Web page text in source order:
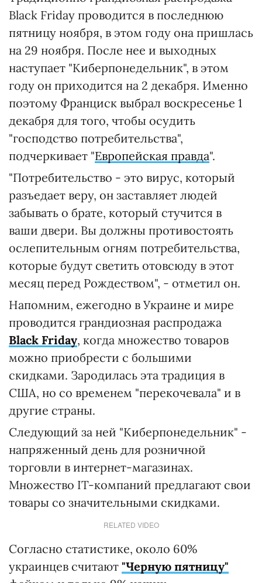
Вlack Friday проводится в последнюю
пятницу ноября, в этом году она пришлась
на 29 ноября. После нее и выходных
наступает "Киберпонедельник", в этом
году он приходится на 2 декабря. Именно
поэтому Франциск выбрал воскресенье 1
декабря для того, чтобы осудить
"господство потребительства",
подчеркивает "Европейская правда".
"Потребительство - это вирус, который
разъедает веру, он заставляет людей
забывать о брате, который стучится в
ваши двери. Вы должны противостоять
ослепительным огням потребительства,
которые будут светить отовсюду в этот
месяц перед Рождеством", - отметил он.
Напомним, ежегодно в Украине и мире
проводится грандиозная распродажа
Вlack Friday, когда множество товаров
можно приобрести с большими
скидками. Зародилась эта традиция в
США, но со временем "перекочевала" и в
другие страны.
Следующий за ней "Киберпонедельник" -
напряженный день для розничной
торговли в интернет-магазинах.
Множество IT-компаний предлагают свои
товары со значительными скидками.
RELATED VIDEO
Согласно статистике, около 60%
украинцев считают "Черную пятницу"